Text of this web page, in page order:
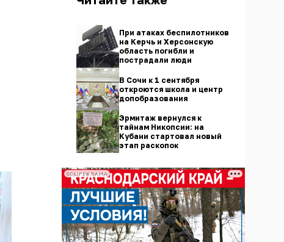
При атаках беспилотников
на Керчь и Херсонскую
область погибли и
пострадали люди
В Сочи к 1 сентября
откроются школа и центр
допобразования
Эрмитаж вернулся к
тайнам Никопсии: на
Кубани стартовал новый
этап раскопок
СОЦРЕКЛАМА